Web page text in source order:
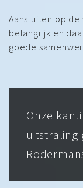
Aansluiten op de
belangrijk en
goede
Onze
uitstraling